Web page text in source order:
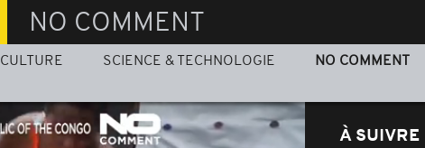
NO COMMENT
CULTURE SCIENCE & TECHNOLOGIE NO COMMENT
À SUIVRE